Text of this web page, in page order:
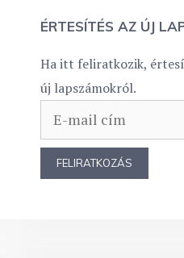
ÉRTESÍTÉS AZ ÚJ
Ha itt feliratkozik,
új lapszámokról.